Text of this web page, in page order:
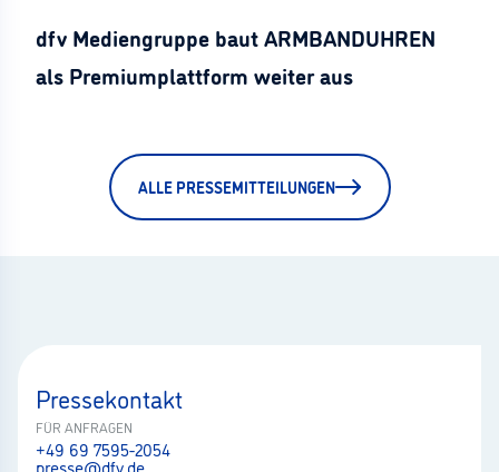
dfv Mediengruppe baut ARMBANDUHREN
als Premiumplattform weiter aus
ALLE PRESSEMITTEILUNGEN
Pressekontakt
FÜR ANFRAGEN
+49 69 7595-2054
presse@dfv.de